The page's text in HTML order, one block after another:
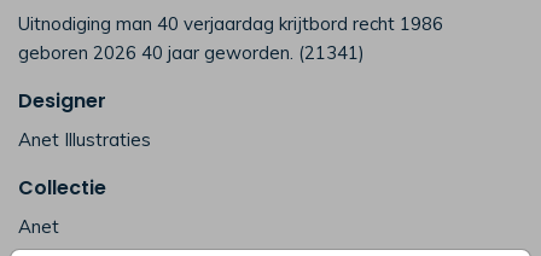
Uitnodiging man 40 verjaardag krijtbord recht 1986
geboren 2026 40 jaar geworden. (21341)
Designer
Anet Illustraties
Collectie
Anet